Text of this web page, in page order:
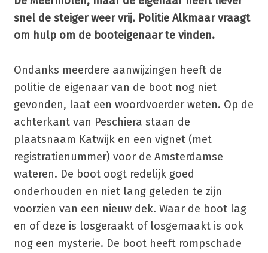
snel de steiger weer vrij. Politie Alkmaar vraagt
om hulp om de booteigenaar te vinden.
Ondanks meerdere aanwijzingen heeft de
politie de eigenaar van de boot nog niet
gevonden, laat een woordvoerder weten. Op de
achterkant van Peschiera staan de
plaatsnaam Katwijk en een vignet (met
registratienummer) voor de Amsterdamse
wateren. De boot oogt redelijk goed
onderhouden en niet lang geleden te zijn
voorzien van een nieuw dek. Waar de boot lag
en of deze is losgeraakt of losgemaakt is ook
nog een mysterie. De boot heeft rompschade